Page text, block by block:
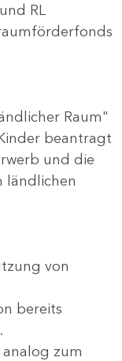
RL
Raum"
beantragt
und die
ländlichen
von
bereits
zum